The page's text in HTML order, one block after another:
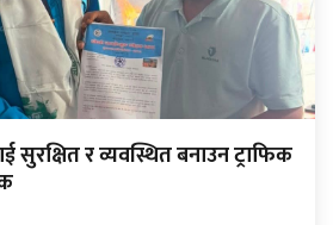
र व्यवस्थित बनाउन ट्राफिक